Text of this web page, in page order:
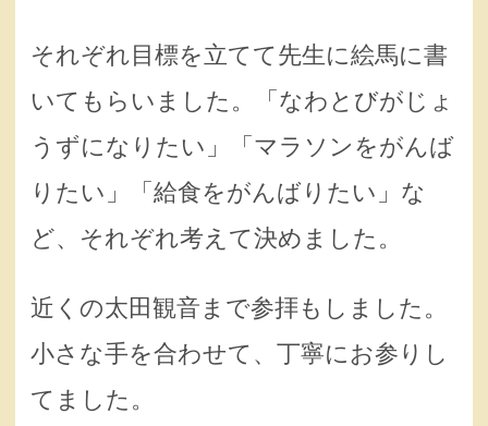
それぞれ目標を立てて先生に絵馬に書
いてもらいました。「なわとびがじょ
うずになりたい」「マラソンをがんば
りたい」「給食をがんばりたい」な
ど、それぞれ考えて決めました。
近くの太田観音まで参拝もしました。
小さな手を合わせて、丁寧にお参りし
てました。